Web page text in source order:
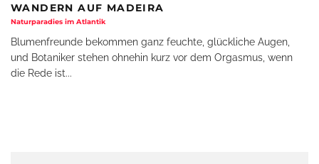
WANDERN AUF MADEIRA
Naturparadies im Atlantik
Blumenfreunde bekommen ganz feuchte, glückliche Augen,
und Botaniker stehen ohnehin kurz vor dem Orgasmus, wenn
die Rede ist...